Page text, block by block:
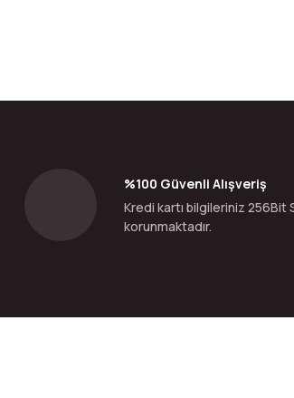
Ürün fiyatı diğer sitelerden daha pahalı.
Bu ürüne benzer farklı alternatifler olmalı.
%100 Güvenli Alışveriş
Kredi kartı bilgileriniz 256Bit
korunmaktadır.